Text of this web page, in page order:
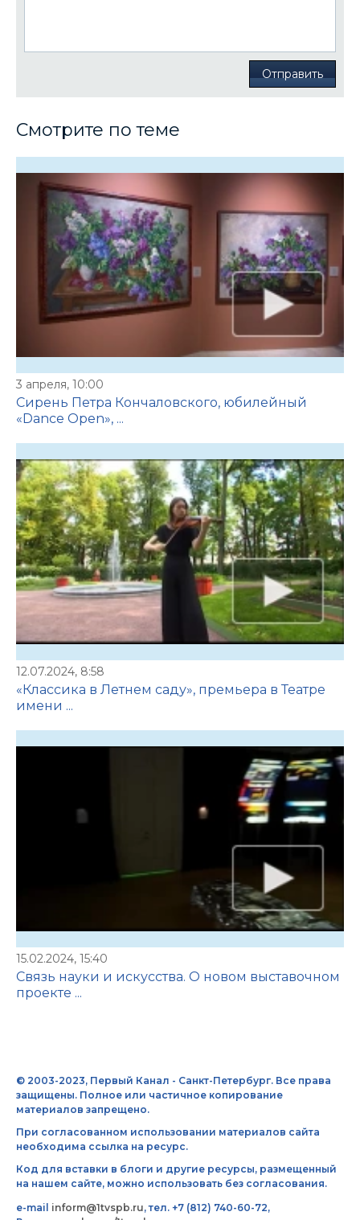
Отправить
Смотрите по теме
3 апреля, 10:00
Сирень Петра Кончаловского, юбилейный
«Dance Open», ...
12.07.2024, 8:58
«Классика в Летнем саду», премьера в Театре
имени ...
15.02.2024, 15:40
Связь науки и искусства. О новом выставочном
проекте ...
© 2003-2023, Первый Канал - Санкт-Петербург. Все права
защищены. Полное или частичное копирование
материалов запрещено.
При согласованном использовании материалов сайта
необходима ссылка на ресурс.
Код для вставки в блоги и другие ресурсы, размещенный
на нашем сайте, можно использовать без согласования.
e-mail inform@1tvspb.ru, тел. +7 (812) 740-60-72,